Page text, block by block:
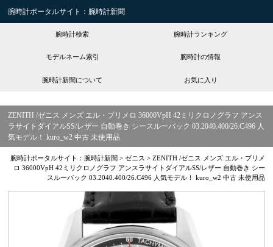
腕時計ポータルサイト：腕時計新聞
腕時計検索 腕時計ランキング
モデルネーム索引 腕時計の情報
腕時計新聞について お気に入り
ZENITH /ゼニス メンズ エル・プリメロ 36000VpH 42ミリクロノグラフ アンス
ラサイトダイアルSS/レザー 自動巻き シースルーバック 03.2040.400/26.C496 人
気モデル！ kuro_w2 中古 未使用品
腕時計ポータルサイト：腕時計新聞 > ゼニス > ZENITH /ゼニス メンズ エル・プリメ
ロ 36000VpH 42ミリクロノグラフ アンスラサイトダイアルSS/レザー 自動巻き シー
スルーバック 03.2040.400/26.C496 人気モデル！ kuro_w2 中古 未使用品